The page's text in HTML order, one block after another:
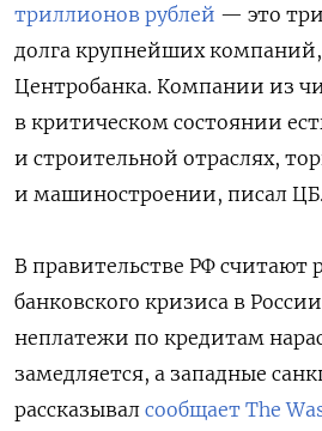
триллионов рублей — это
долга крупнейших компаний,
Центробанка. Компании из
в критическом состоянии
и строительной отраслях,
и машиностроении, писал ЦБ.
В правительстве РФ считают
банковского кризиса в
неплатежи по кредитам
замедляется, а западные
рассказывал сообщает The